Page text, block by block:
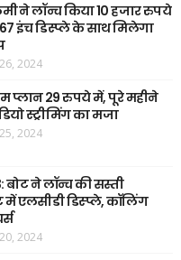
ने लॉन्च किया 10 हजार रुपये
इंच डिस्प्ले के साथ मिलेगा
2024
प्लान 29 रुपये में, पूरे महीने
स्ट्रीमिंग का मजा
2024
बोट ने लॉन्च की सस्ती
में एलसीडी डिस्प्ले, कॉलिंग
2024